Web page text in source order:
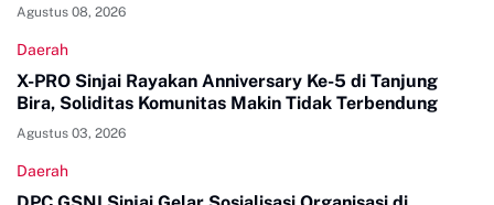
Agustus 08, 2026
Daerah
X-PRO Sinjai Rayakan Anniversary Ke-5 di Tanjung
Bira, Soliditas Komunitas Makin Tidak Terbendung
Agustus 03, 2026
Daerah